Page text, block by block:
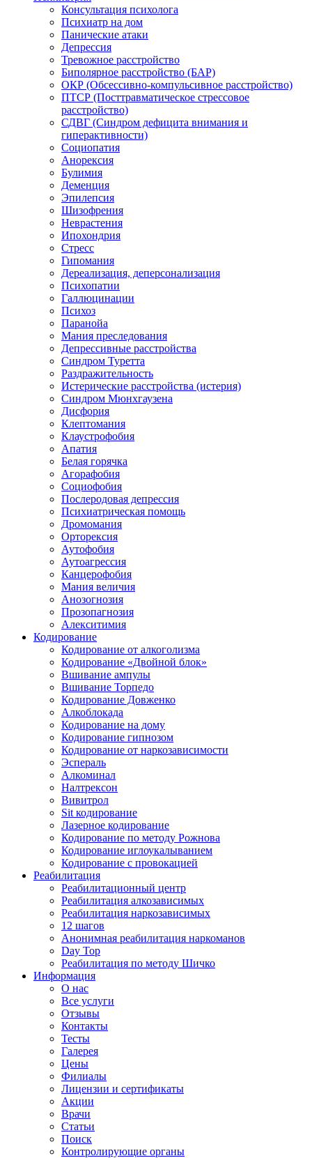
Консультация психолога
Психиатр на дом
Панические атаки
Депрессия
Тревожное расстройство
Биполярное расстройство (БАР)
ОКР (Обсессивно-компульсивное расстройство)
ПТСР (Посттравматическое стрессовое
расстройство)
СДВГ (Синдром дефицита внимания и
гиперактивности)
Социопатия
Анорексия
Булимия
Деменция
Эпилепсия
Шизофрения
Неврастения
Ипохондрия
Стресс
Гипомания
Дереализация, деперсонализация
Психопатии
Галлюцинации
Психоз
Паранойа
Мания преследования
Депрессивные расстройства
Синдром Туретта
Раздражительность
Истерические расстройства (истерия)
Синдром Мюнхгаузена
Дисфория
Клептомания
Клаустрофобия
Апатия
Белая горячка
Агорафобия
Социофобия
Послеродовая депрессия
Психиатрическая помощь
Дромомания
Орторексия
Аутофобия
Аутоагрессия
Канцерофобия
Мания величия
Анозогнозия
Прозопагнозия
Алекситимия
Кодирование
Кодирование от алкоголизма
Кодирование «Двойной блок»
Вшивание ампулы
Вшивание Торпедо
Кодирование Довженко
Алкоблокада
Кодирование на дому
Кодирование гипнозом
Кодирование от наркозависимости
Эспераль
Алкоминал
Налтрексон
Вивитрол
Sit кодирование
Лазерное кодирование
Кодирование по методу Рожнова
Кодирование иглоукалыванием
Кодирование с провокацией
Реабилитация
Реабилитационный центр
Реабилитация алкозависимых
Реабилитация наркозависимых
12 шагов
Анонимная реабилитация наркоманов
Day Top
Реабилитация по методу Шичко
Информация
О нас
Все услуги
Отзывы
Контакты
Тесты
Галерея
Цены
Филиалы
Лицензии и сертификаты
Акции
Врачи
Статьи
Поиск
Контролирующие органы